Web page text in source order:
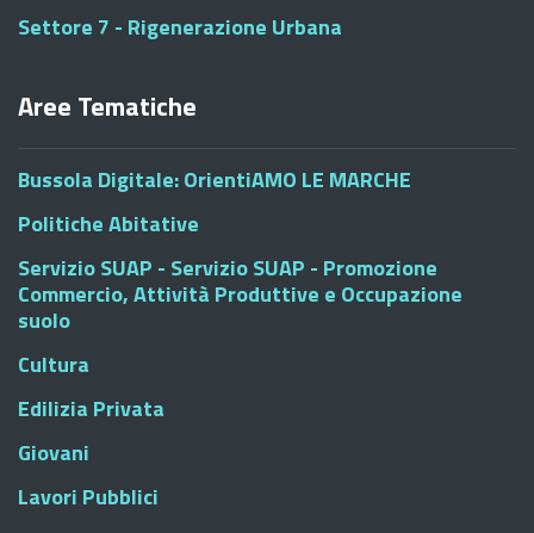
Settore 7 - Rigenerazione Urbana
Aree Tematiche
Bussola Digitale: OrientiAMO LE MARCHE
Politiche Abitative
Servizio SUAP - Servizio SUAP - Promozione
Commercio, Attività Produttive e Occupazione
suolo
Cultura
Edilizia Privata
Giovani
Lavori Pubblici